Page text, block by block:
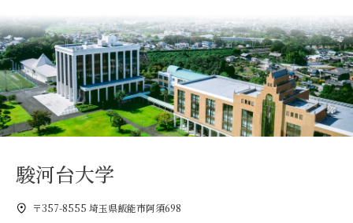
駿河台大学
〒357-8555 埼玉県飯能市阿須698